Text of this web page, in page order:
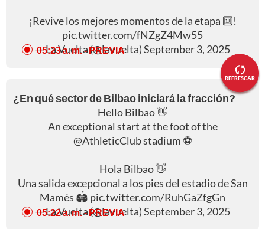
REFRESCAR
¡Revive los mejores momentos de la etapa 🔟!
pic.twitter.com/fNZgZ4Mw55
— La Vuelta (@lavuelta)September 3, 2025
05:23 a. m.- PREVIA
¿En qué sector de Bilbao iniciará la fracción?
Hello Bilbao 👋
An exceptional start at the foot of the
@AthleticClubstadium ⚽️
Hola Bilbao 👋
Una salida excepcional a los pies del estadio de San
Mamés 🏟️ pic.twitter.com/RuhGaZfgGn
— La Vuelta (@lavuelta)September 3, 2025
05:22 a. m.- PREVIA